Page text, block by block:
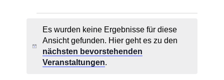
Veranstaltungen
Hinweis
Es wurden keine Ergebnisse für diese
Ansicht gefunden. Hier geht es zu den
nächsten bevorstehenden
Veranstaltungen.